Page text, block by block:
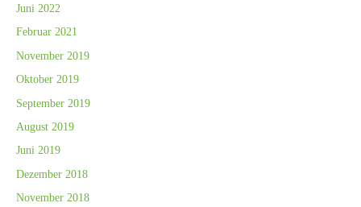
Juni 2022
Februar 2021
November 2019
Oktober 2019
September 2019
August 2019
Juni 2019
Dezember 2018
November 2018